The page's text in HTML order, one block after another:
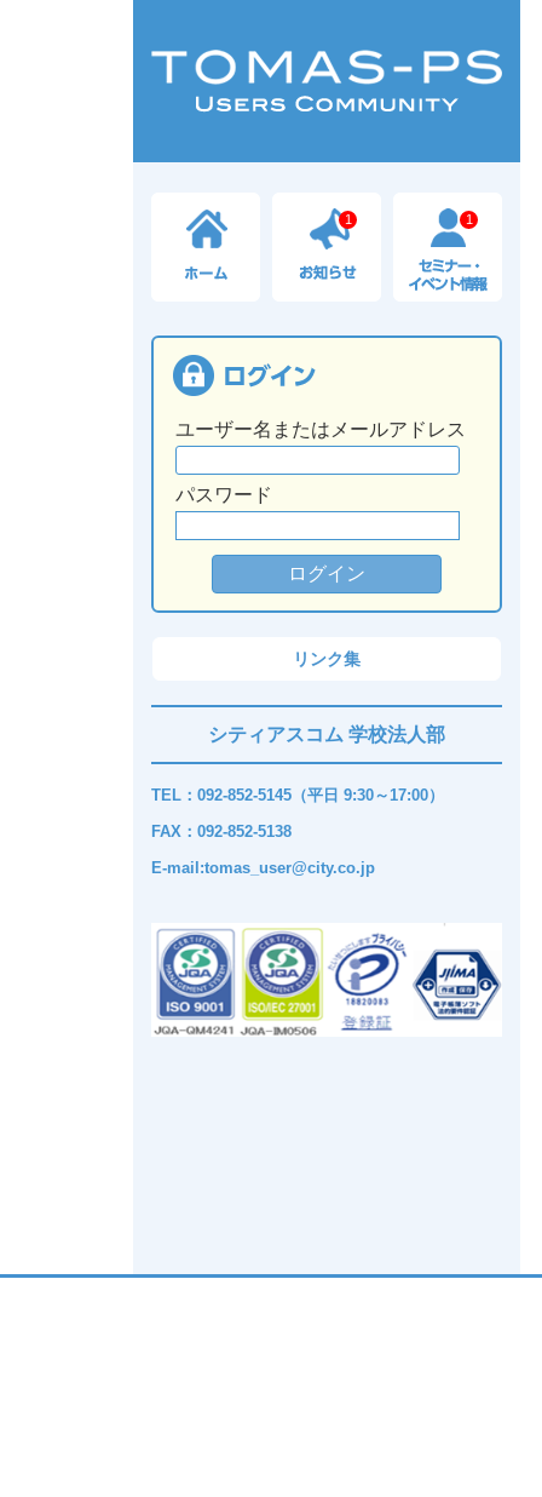
1 1
ユーザー名またはメールアドレス
パスワード
リンク集
シティアスコム 学校法人部
TEL：092-852-5145（平日 9:30～17:00）
FAX：092-852-5138
E-mail:tomas_user@city.co.jp